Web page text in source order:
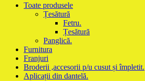
Toate produsele
Țesătură
Fetru.
Țesătură
Panglică.
Furnitura
Franjuri
Broderii ,accesorii p/u cusut și împletit.
Aplicații din dantelă.